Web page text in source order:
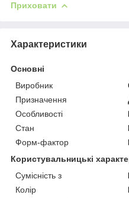
Приховати
Характеристики
Основні
Виробник
Призначення
Особливості
Стан
Форм-фактор
Користувальницькі
Сумісність з
Колір